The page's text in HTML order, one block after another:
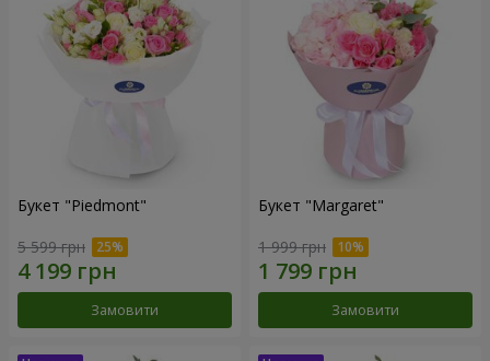
Букет "Piedmont"
5 599 грн
Замовити
Букет "Margaret"
1 999 грн
Замовити